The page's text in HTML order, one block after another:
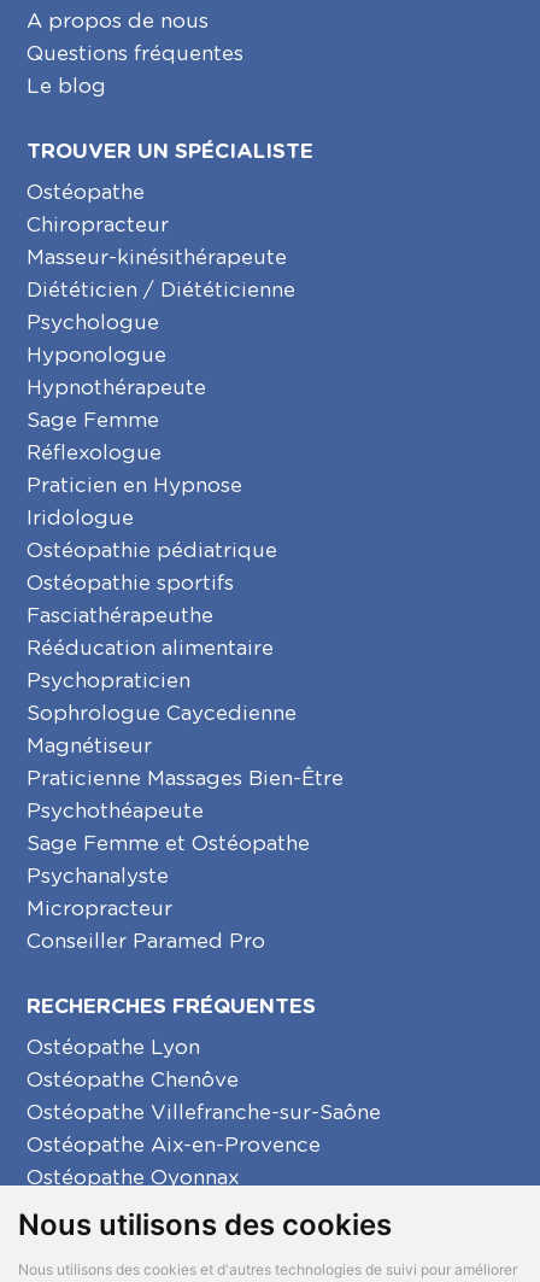
Nous utilisons des cookies
Nous utilisons des cookies et d'autres technologies de suivi pour améliorer
A propos de nous
Questions fréquentes
Le blog
TROUVER UN SPÉCIALISTE
Ostéopathe
Chiropracteur
Masseur-kinésithérapeute
Diététicien / Diététicienne
Psychologue
Hyponologue
Hypnothérapeute
Sage Femme
Réflexologue
Praticien en Hypnose
Iridologue
Ostéopathie pédiatrique
Ostéopathie sportifs
Fasciathérapeuthe
Rééducation alimentaire
Psychopraticien
Sophrologue Caycedienne
Magnétiseur
Praticienne Massages Bien-Être
Psychothéapeute
Sage Femme et Ostéopathe
Psychanalyste
Micropracteur
Conseiller Paramed Pro
RECHERCHES FRÉQUENTES
Ostéopathe Lyon
Ostéopathe Chenôve
Ostéopathe Villefranche-sur-Saône
Ostéopathe Aix-en-Provence
Ostéopathe Oyonnax
Ostéopathe Créon
Ostéopathe La Seyne-sur-Mer